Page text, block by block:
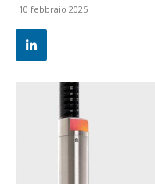
10 febbraio 2025